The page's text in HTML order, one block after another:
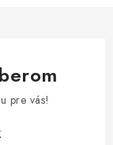
pre vás!